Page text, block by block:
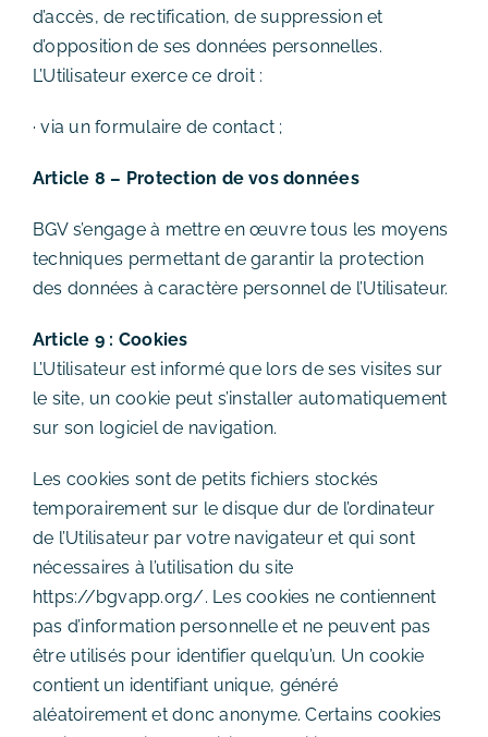
d’accès, de rectification, de suppression et
d’opposition de ses données personnelles.
L’Utilisateur exerce ce droit :
· via un formulaire de contact ;
Article 8 – Protection de vos données
BGV s’engage à mettre en œuvre tous les moyens
techniques permettant de garantir la protection
des données à caractère personnel de l’Utilisateur.
Article 9 : Cookies
L’Utilisateur est informé que lors de ses visites sur
le site, un cookie peut s’installer automatiquement
sur son logiciel de navigation.
Les cookies sont de petits fichiers stockés
temporairement sur le disque dur de l’ordinateur
de l’Utilisateur par votre navigateur et qui sont
nécessaires à l’utilisation du site
https://bgvapp.org/. Les cookies ne contiennent
pas d’information personnelle et ne peuvent pas
être utilisés pour identifier quelqu’un. Un cookie
contient un identifiant unique, généré
aléatoirement et donc anonyme. Certains cookies